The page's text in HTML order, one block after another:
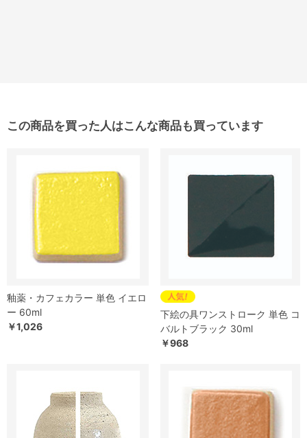
この商品を買った人はこんな商品も買っています
釉薬・カフェカラー 単色 イエロ
ー 60ml
￥1,026
下絵の具ワンストローク 単色 コ
バルトブラック 30ml
￥968